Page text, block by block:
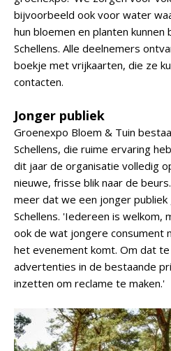
bijvoorbeeld ook voor water
hun bloemen en planten
Schellens. Alle deelnemers
boekje met vrijkaarten, die ze
contacten.
Jonger publiek
Groenexpo Bloem & Tuin
Schellens, die ruime ervaring
dit jaar de organisatie volledig
nieuwe, frisse blik naar de
meer dat we een jonger
Schellens. 'Iedereen is welkom,
ook de wat jongere consument
het evenement komt. Om dat
advertenties in de bestaande
inzetten om reclame te maken.'